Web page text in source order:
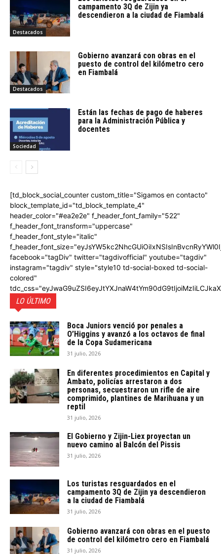
Destacados
campamento 3Q de Zijin ya
descendieron a la ciudad de Fiambalá
Destacados
Gobierno avanzará con obras en el
puesto de control del kilómetro cero
en Fiambalá
Sociedad
Están las fechas de pago de haberes
para la Administración Pública y
docentes
[td_block_social_counter custom_title="Sigamos en contacto"
block_template_id="td_block_template_4"
header_color="#ea2e2e" f_header_font_family="522"
f_header_font_transform="uppercase"
f_header_font_style="italic"
facebook="tagDiv" twitter="tagdivofficial" youtube="tagdiv"
instagram="tagdiv" style="style10 td-social-boxed td-social-
colored"
LO ÚLTIMO
Boca Juniors venció por penales a
O’Higgins y avanzó a los octavos de final
de la Copa Sudamericana
31 julio, 2026
En diferentes procedimientos en Capital y
Ambato, policías arrestaron a dos
personas, secuestraron un rifle de aire
comprimido, plantines de Marihuana y un
reptil
31 julio, 2026
El Gobierno y Zijin-Liex proyectan un
nuevo camino al Balcón del Pissis
31 julio, 2026
Los turistas resguardados en el
campamento 3Q de Zijin ya descendieron
a la ciudad de Fiambalá
31 julio, 2026
Gobierno avanzará con obras en el puesto
de control del kilómetro cero en Fiambalá
31 julio, 2026